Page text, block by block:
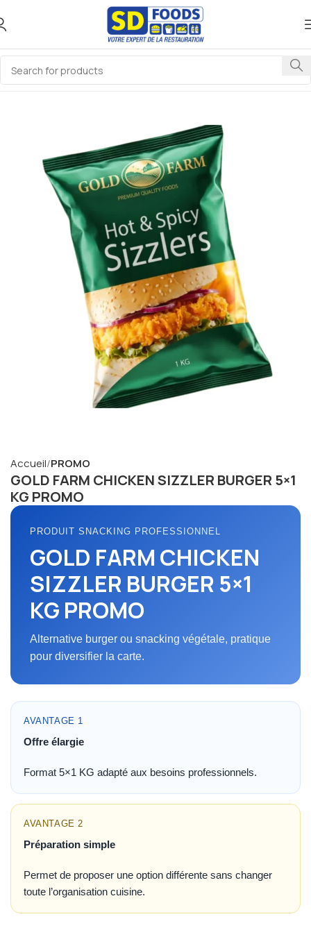
Accueil PROMO
GOLD FARM CHICKEN SIZZLER BURGER 5×1
KG PROMO
PRODUIT SNACKING PROFESSIONNEL
GOLD FARM CHICKEN
SIZZLER BURGER 5×1
KG PROMO
Alternative burger ou snacking végétale, pratique
pour diversifier la carte.
AVANTAGE 1
Offre élargie
Format 5×1 KG adapté aux besoins professionnels.
AVANTAGE 2
Préparation simple
Permet de proposer une option différente sans changer
toute l’organisation cuisine.